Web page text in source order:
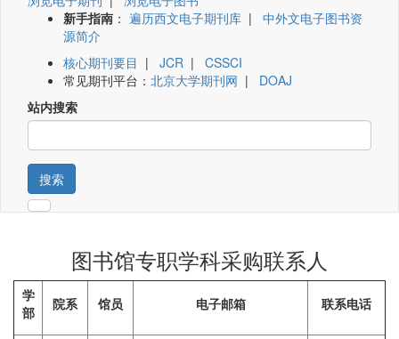
新手指南 ： 遍历西文电子期刊库 | 中外文电子图书资
源简介
核心期刊要目 | JCR | CSSCI
常见期刊平台： 北京大学期刊网 | DOAJ
站内搜索
搜索
图书馆专职学科采购联系人
学
部
院系 馆员 电子邮箱 联系电话